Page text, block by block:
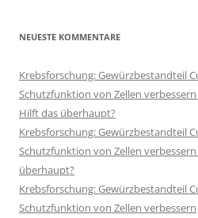
NEUESTE KOMMENTARE
Krebsforschung: Gewürzbestandteil
Schutzfunktion von Zellen
Hilft das überhaupt?
Krebsforschung: Gewürzbestandteil
Schutzfunktion von Zellen verbessern
überhaupt?
Krebsforschung: Gewürzbestandteil
Schutzfunktion von Zellen verbessern